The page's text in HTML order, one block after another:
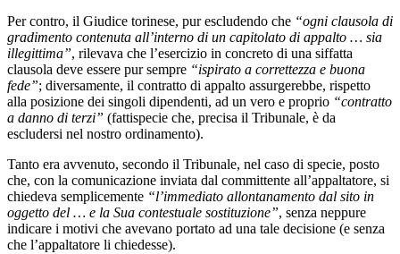
Per contro, il Giudice torinese, pur escludendo che “ogni clausola di
gradimento contenuta all’interno di un capitolato di appalto … sia
illegittima”, rilevava che l’esercizio in concreto di una siffatta
clausola deve essere pur sempre “ispirato a correttezza e buona
fede”; diversamente, il contratto di appalto assurgerebbe, rispetto
alla posizione dei singoli dipendenti, ad un vero e proprio “contratto
a danno di terzi” (fattispecie che, precisa il Tribunale, è da
escludersi nel nostro ordinamento).
Tanto era avvenuto, secondo il Tribunale, nel caso di specie, posto
che, con la comunicazione inviata dal committente all’appaltatore, si
chiedeva semplicemente “l’immediato allontanamento dal sito in
oggetto del … e la Sua contestuale sostituzione”, senza neppure
indicare i motivi che avevano portato ad una tale decisione (e senza
che l’appaltatore li chiedesse).